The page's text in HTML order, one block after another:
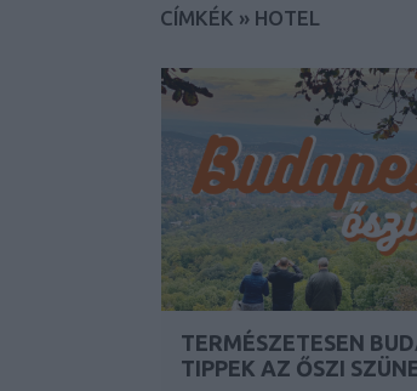
CÍMKÉK » HOTEL
TERMÉSZETESEN
TIPPEK AZ ŐSZI